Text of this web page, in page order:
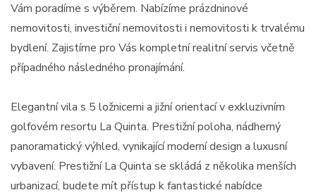
Vám poradíme s výběrem. Nabízíme prázdninové
nemovitosti, investiční nemovitosti i nemovitosti k trvalému
bydlení. Zajistíme pro Vás kompletní realitní servis včetně
případného následného pronajímání.
Elegantní vila s 5 ložnicemi a jižní orientací v exkluzivním
golfovém resortu La Quinta. Prestižní poloha, nádherný
panoramatický výhled, vynikající moderní design a luxusní
vybavení. Prestižní La Quinta se skládá z několika menších
urbanizací, budete mít přístup k fantastické nabídce